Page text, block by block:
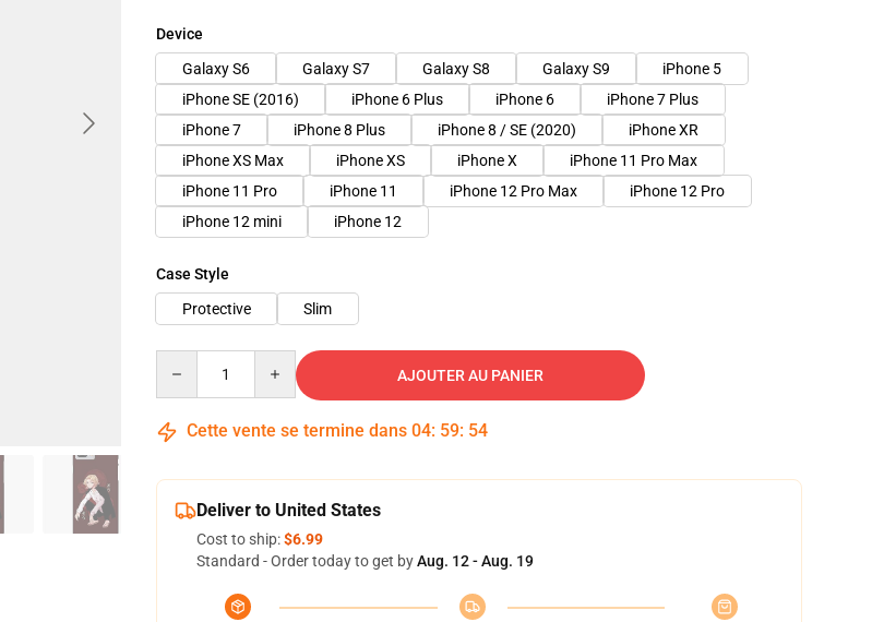
Device
Galaxy S6
Galaxy S7 Galaxy S8 Galaxy S9
iPhone 5
iPhone SE (2016)
iPhone 6 Plus iPhone 6
iPhone 7 Plus
iPhone 7
iPhone 8 Plus iPhone 8 / SE (2020)
iPhone XR
iPhone XS Max
iPhone XS iPhone X
iPhone 11 Pro Max
iPhone 11 Pro
iPhone 11 iPhone 12 Pro Max
iPhone 12 Pro
iPhone 12 mini
iPhone 12
Case Style
Protective
Slim
AJOUTER AU PANIER
Cette vente se termine dans 04: 59: 53
Deliver to United States
Cost to ship:$6.99
Standard - Order today to get byAug. 12 - Aug. 19